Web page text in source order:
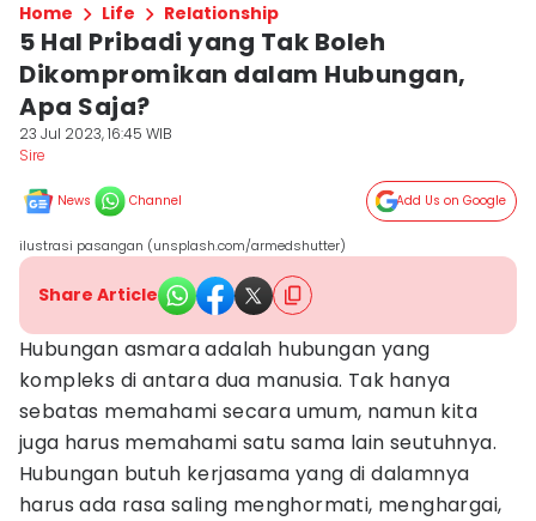
Home Life Relationship
5 Hal Pribadi yang Tak Boleh
Dikompromikan dalam Hubungan,
Apa Saja?
23 Jul 2023, 16:45 WIB
Sire
News Channel Add Us on Google
ilustrasi pasangan (unsplash.com/armedshutter)
Share Article
Hubungan asmara adalah hubungan yang
kompleks di antara dua manusia. Tak hanya
sebatas memahami secara umum, namun kita
juga harus memahami satu sama lain seutuhnya.
Hubungan butuh kerjasama yang di dalamnya
harus ada rasa saling menghormati, menghargai,